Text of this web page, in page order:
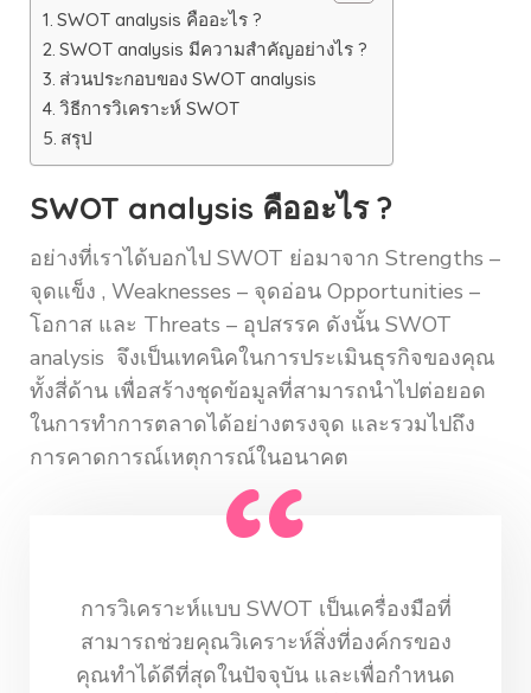
SWOT analysis คืออะไร ?
SWOT analysis มีความสำคัญอย่างไร ?
ส่วนประกอบของ SWOT analysis
วิธีการวิเคราะห์ SWOT
สรุป
SWOT analysis คืออะไร ?
อย่างที่เราได้บอกไป SWOT ย่อมาจาก Strengths –
จุดแข็ง , Weaknesses – จุดอ่อน Opportunities –
โอกาส และ Threats – อุปสรรค ดังนั้น SWOT
analysis จึงเป็นเทคนิคในการประเมินธุรกิจของคุณ
ทั้งสี่ด้าน เพื่อสร้างชุดข้อมูลที่สามารถนำไปต่อยอด
ในการทำการตลาดได้อย่างตรงจุด และรวมไปถึง
การคาดการณ์เหตุการณ์ในอนาคต
การวิเคราะห์แบบ SWOT เป็นเครื่องมือที่
สามารถช่วยคุณวิเคราะห์สิ่งที่องค์กรของ
คุณทำได้ดีที่สุดในปัจจุบัน และเพื่อกำหนด